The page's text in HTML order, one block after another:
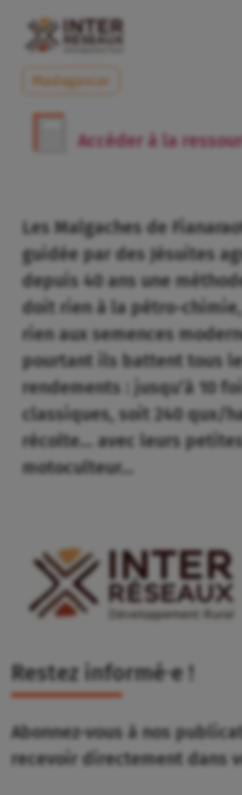
Madagascar
Accéder à la
Les Malgaches de
guidée par des Jésuites
depuis 40 ans une
doit rien à la pétro-
rien aux semences
pourtant ils battent tous
rendements : jusqu’à 10
classiques, soit 240 qux/
récolte… avec leurs
motoculteur…
Restez informé⸱e !
Abonnez-vous à nos
recevoir directement dans